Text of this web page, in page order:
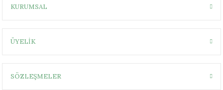
KURUMSAL
ÜYELİK
SÖZLEŞMELER